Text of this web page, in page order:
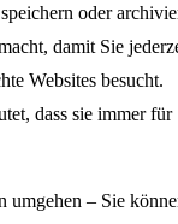
oder
damit Sie
Websites besucht.
dass sie immer
– Sie